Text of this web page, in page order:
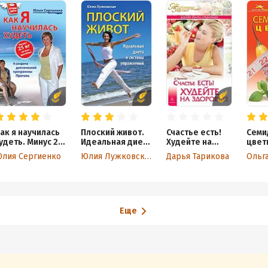
я научилась
Минус 25
на всю жизнь!
Сергиенко
Плоский живот.
Идеальная диета
и система
упражнений
Юлия Лужковская
Счастье есть!
Худейте на
здоровье!
Дарья Тарикова
Еще